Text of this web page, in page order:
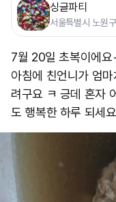
싱글파티
서울특별시 노원구
7월 20일 초복이에
아침에 친언니가 엄
려구요 ㅋ 긍데 혼자
도 행복한 하루 되세